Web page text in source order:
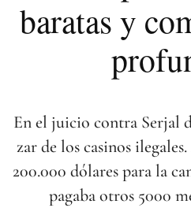
baratas y
En el juicio contra Serjal
zar de los casinos
200.000 dólares para la
pagaba otros 5000